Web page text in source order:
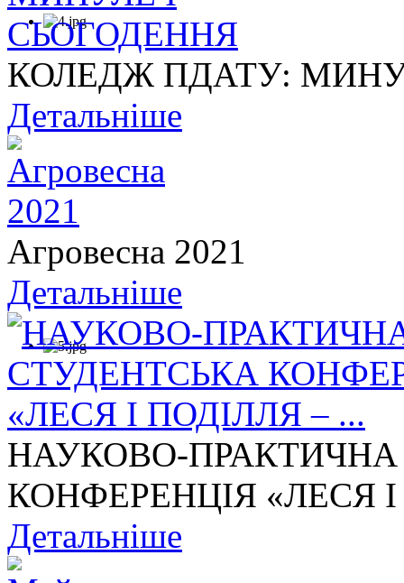
КОЛЕДЖ ПДАТУ:
Детальніше
Агровесна 2021
Детальніше
НАУКОВО-
КОНФЕРЕНЦІЯ «ЛЕСЯ І
Детальніше